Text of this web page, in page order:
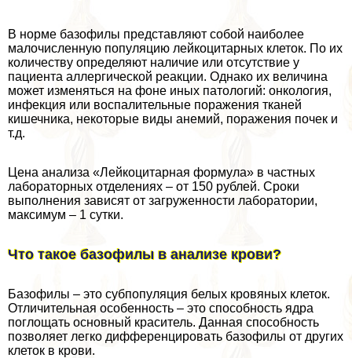
В норме базофилы представляют собой наиболее
малочисленную популяцию лейкоцитарных клеток. По их
количеству определяют наличие или отсутствие у
пациента аллергической реакции. Однако их величина
может изменяться на фоне иных патологий: oнкoлoгия,
инфекция или воспалительные поражения тканей
кишечника, некоторые виды анемий, поражения почек и
т.д.
Цена анализа «Лейкоцитарная формула» в частных
лабораторных отделениях – от 150 рублей. Сроки
выполнения зависят от загруженности лаборатории,
максимум – 1 сутки.
Что такое базофилы в анализе крови?
Базофилы – это субпопуляция белых кровяных клеток.
Отличительная особенность – это способность ядра
поглощать основный краситель. Данная способность
позволяет легко дифференцировать базофилы от других
клеток в крови.